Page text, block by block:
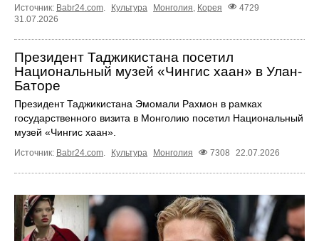
Источник: Babr24.com Культура Монголия Корея
4729
31.07.2026
Президент Таджикистана посетил
Национальный музей «Чингис хаан» в Улан-
Баторе
Президент Таджикистана Эмомали Рахмон в рамках
государственного визита в Монголию посетил Национальный
музей «Чингис хаан».
Источник: Babr24.com Культура Монголия 7308 22.07.2026